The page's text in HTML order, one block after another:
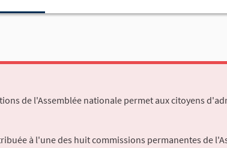
de l'Assemblée nationale permet aux citoyens
à l'une des huit commissions permanentes de